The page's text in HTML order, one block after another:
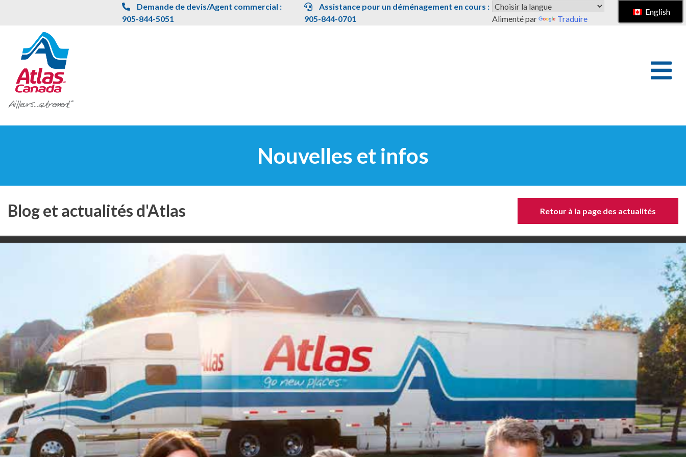
Demande de devis/Agent commercial :
905-844-5051
Assistance pour un déménagement en cours :
905-844-0701
Alimenté par Traduire
English
Nouvelles et infos
Blog et actualités d'Atlas Retour à la page des actualités